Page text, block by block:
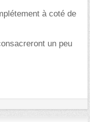
à coté de
un peu